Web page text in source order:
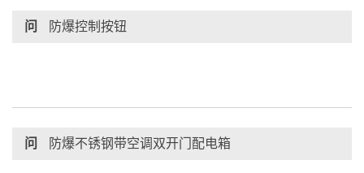
问 防爆控制按钮
问 防爆不锈钢带空调双开门配电箱